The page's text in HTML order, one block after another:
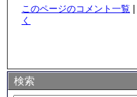
このページのコメント一覧
く
検索